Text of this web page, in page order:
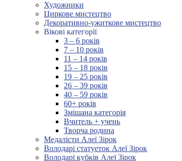
Художники
Циркове мистецтво
Декоративно-ужиткове мистецтво
Вікові категорії
3 – 6 років
7 – 10 років
11 – 14 років
15 – 18 років
19 – 25 років
26 – 39 років
40 – 59 років
60+ років
Змішана категорія
Вчитель + учень
Творча родина
Медалісти Алеї Зірок
Володарі статуеток Алеї Зірок
Володарі кубків Алеї Зірок